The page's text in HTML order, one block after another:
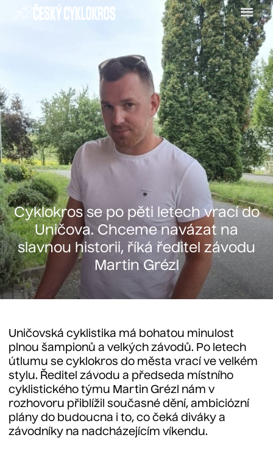
Menu
Cyklokros se po pěti letech vrací do
Uničova. Chceme navázat na
slavnou historii, říká ředitel závodu
Martin Grézl
Uničovská cyklistika má bohatou minulost
plnou šampionů a velkých závodů. Po letech
útlumu se cyklokros do města vrací ve velkém
stylu. Ředitel závodu a předseda místního
cyklistického týmu Martin Grézl nám v
rozhovoru přiblížil současné dění, ambiciózní
plány do budoucna i to, co čeká diváky a
závodníky na nadcházejícím víkendu.